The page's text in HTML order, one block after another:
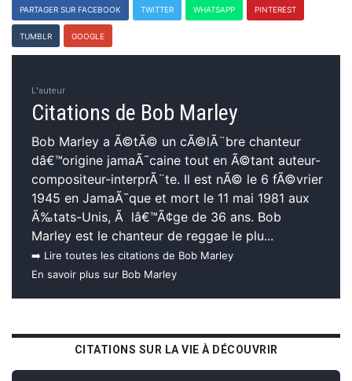
PARTAGER SUR FACEBOOK TWITTER WHATSAPP PINTEREST
TUMBLR GOOGLE
L'auteur
Citations de Bob Marley
Bob Marley a Ã©tÃ© un cÃ©lÃ¨bre chanteur
dâ€™origine jamaÃ¯caine tout en Ã©tant auteur-
compositeur-interprÃ¨te. Il est nÃ© le 6 fÃ©vrier
1945 en JamaÃ¯que et mort le 11 mai 1981 aux
Ã‰tats-Unis, Ã lâ€™Ã¢ge de 36 ans. Bob
Marley est le chanteur de reggae le plu...
➡️ Lire toutes les citations de Bob Marley
En savoir plus sur Bob Marley
CITATIONS SUR LA VIE À DÉCOUVRIR